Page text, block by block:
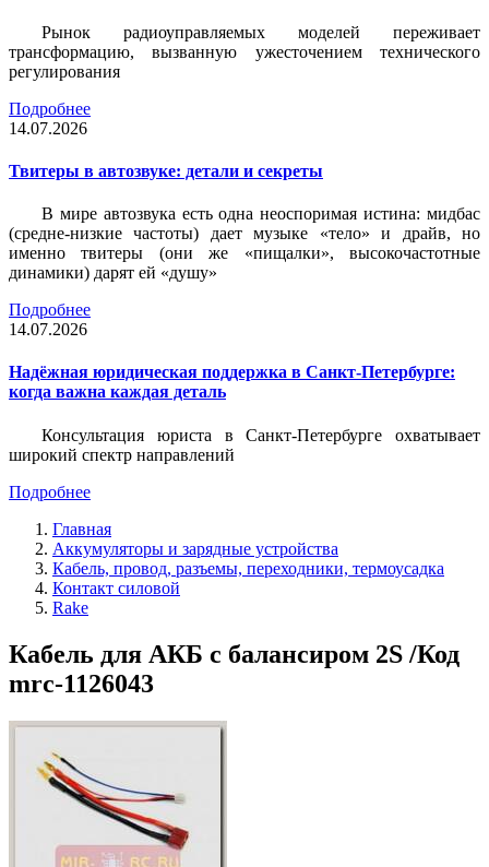
Рынок радиоуправляемых моделей переживает
трансформацию, вызванную ужесточением технического
регулирования
Подробнее
14.07.2026
Твитеры в автозвуке: детали и секреты
В мире автозвука есть одна неоспоримая истина: мидбас
(средне-низкие частоты) дает музыке «тело» и драйв, но
именно твитеры (они же «пищалки», высокочастотные
динамики) дарят ей «душу»
Подробнее
14.07.2026
Надёжная юридическая поддержка в Санкт-Петербурге:
когда важна каждая деталь
Консультация юриста в Санкт-Петербурге охватывает
широкий спектр направлений
Подробнее
Главная
Аккумуляторы и зарядные устройства
Кабель, провод, разъемы, переходники, термоусадка
Контакт силовой
Rake
Кабель для АКБ с балансиром 2S /Код
mrc-1126043